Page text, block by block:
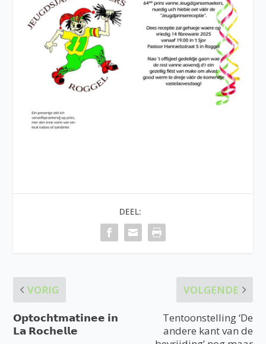
DEEL:
VORIG
𝗢𝗽𝘁𝗼𝗰𝗵𝘁𝗺𝗮𝘁𝗶𝗻𝗲𝗲 𝗶𝗻
𝗟𝗮 𝗥𝗼𝗰𝗵𝗲𝗹𝗹𝗲
VOLGENDE
Tentoonstelling ‘De
andere kant van de